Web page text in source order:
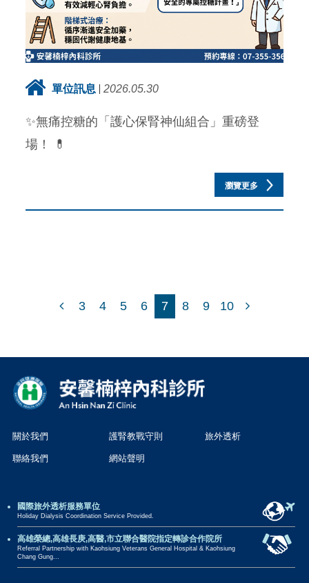
單位訊息 2026.05.30
✨無痛控糖的「護心保腎神仙組合」重磅登
場！ 💊
瀏覽更多
3 4 5 6 7 8 9 10
關於我們 護腎教戰守則 旅外透析
聯絡我們 網站聲明
國際旅外透析服務單位
Holiday Dialysis Coordination Service Provided.
高雄榮總,高雄長庚,高醫,市立聯合醫院指定轉診合作院所
Referral Partnership with Kaohsiung Veterans General Hospital & Kaohsiung
Chang Gung...